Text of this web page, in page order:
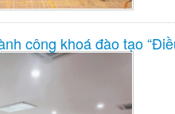
công khoá đào tạo